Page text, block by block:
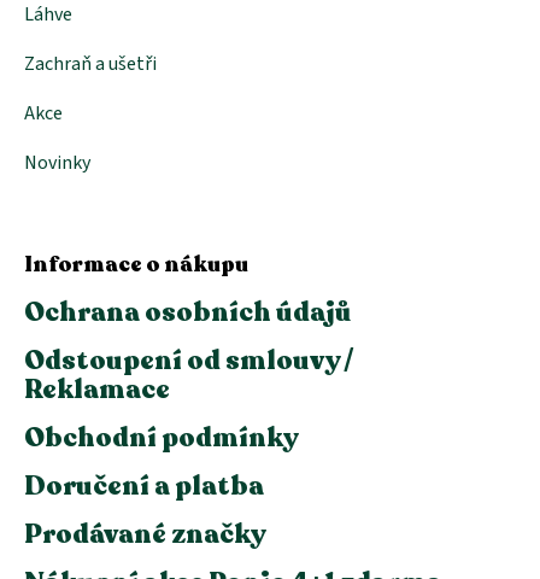
Láhve
Zachraň a ušetři
Akce
Novinky
Informace o nákupu
Ochrana osobních údajů
Odstoupení od smlouvy /
Reklamace
Obchodní podmínky
Doručení a platba
Prodávané značky